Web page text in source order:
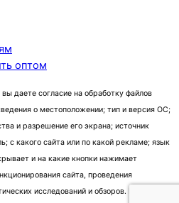
оптом
даете согласие на обработку файлов
о местоположении; тип и версия ОС;
и разрешение его экрана; источник
с какого сайта или по какой рекламе; язык
и на какие кнопки нажимает
сайта, проведения
исследований и обзоров. Если вы не